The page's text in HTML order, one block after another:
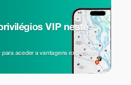
VIP neste
para aceder a vantagens exclusivas e